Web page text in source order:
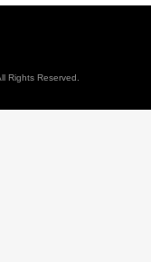
Rights Reserved.